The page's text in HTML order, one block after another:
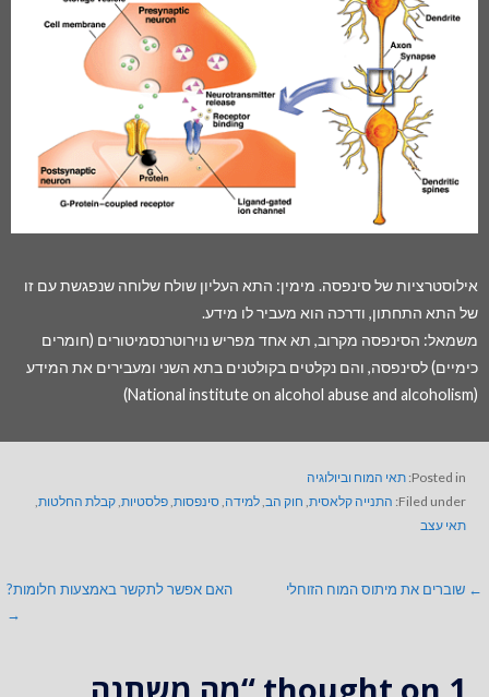
אילוסטרציות של סינפסה. מימין: התא העליון שולח שלוחה שנפגשת עם זו
של התא התחתון, ודרכה הוא מעביר לו מידע.
משמאל: הסינפסה מקרוב, תא אחד מפריש נוירוטרנסמיטורים (חומרים
כימיים) לסינפסה, והם נקלטים בקולטנים בתא השני ומעבירים את המידע
(National institute on alcohol abuse and alcoholism)
Posted in: תאי המוח וביולוגיה
Filed under: התנייה קלאסית, חוק הב, למידה סינפסות, פלסטיות, קבלת החלטות,
תאי עצב
← שוברים את מיתוס המוח הזוחלי
האם אפשר לתקשר באמצעות חלומות?
→